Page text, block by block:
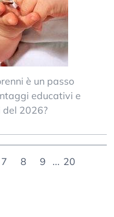
è un passo
educativi e
del 2026?
7 8 9 ... 20